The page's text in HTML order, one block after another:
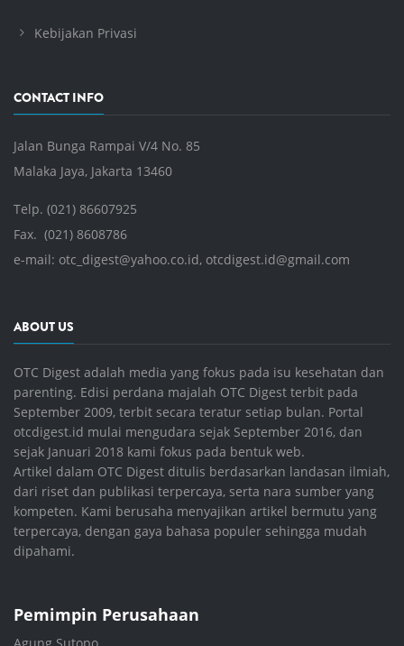
Kebijakan Privasi
CONTACT INFO
Jalan Bunga Rampai V/4 No. 85
Malaka Jaya, Jakarta 13460
Telp. (021) 86607925
Fax. (021) 8608786
e-mail: otc_digest@yahoo.co.id, otcdigest.id@gmail.com
ABOUT US
OTC Digest adalah media yang fokus pada isu kesehatan dan
parenting. Edisi perdana majalah OTC Digest terbit pada
September 2009, terbit secara teratur setiap bulan. Portal
otcdigest.id mulai mengudara sejak September 2016, dan
sejak Januari 2018 kami fokus pada bentuk web.
Artikel dalam OTC Digest ditulis berdasarkan landasan ilmiah,
dari riset dan publikasi terpercaya, serta nara sumber yang
kompeten. Kami berusaha menyajikan artikel bermutu yang
terpercaya, dengan gaya bahasa populer sehingga mudah
dipahami.
Pemimpin Perusahaan